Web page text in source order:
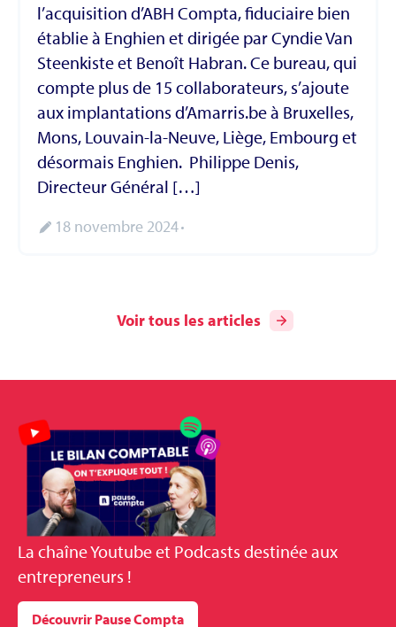
l’acquisition d’ABH Compta, fiduciaire bien
établie à Enghien et dirigée par Cyndie Van
Steenkiste et Benoît Habran. Ce bureau, qui
compte plus de 15 collaborateurs, s’ajoute
aux implantations d’Amarris.be à Bruxelles,
Mons, Louvain-la-Neuve, Liège, Embourg et
désormais Enghien. Philippe Denis,
Directeur Général […]
18 novembre 2024
Voir tous les articles
La chaîne Youtube et Podcasts destinée aux
entrepreneurs !
Découvrir Pause Compta